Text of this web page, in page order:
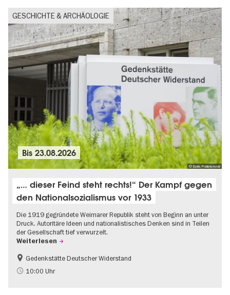
GESCHICHTE & ARCHÄOLOGIE
© Doris Poklekowski
Bis23.08.2026
„… dieser Feind steht rechts!“ Der Kampf gegen
den Nationalsozialismus vor 1933
Die 1919 gegründete Weimarer Republik steht von Beginn an unter
Druck. Autoritäre Ideen und nationalistisches Denken sind in Teilen
der Gesellschaft tief verwurzelt.
Weiterlesen
Gratis
NS-Geschichte
Gedenkstätte Deutscher Widerstand
10:00 Uhr